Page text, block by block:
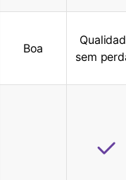
Boa
sem